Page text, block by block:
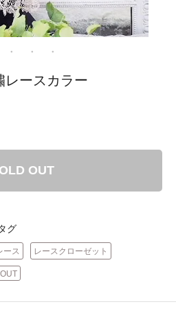
レースカラー
OUT
グ
ース レースクローゼット